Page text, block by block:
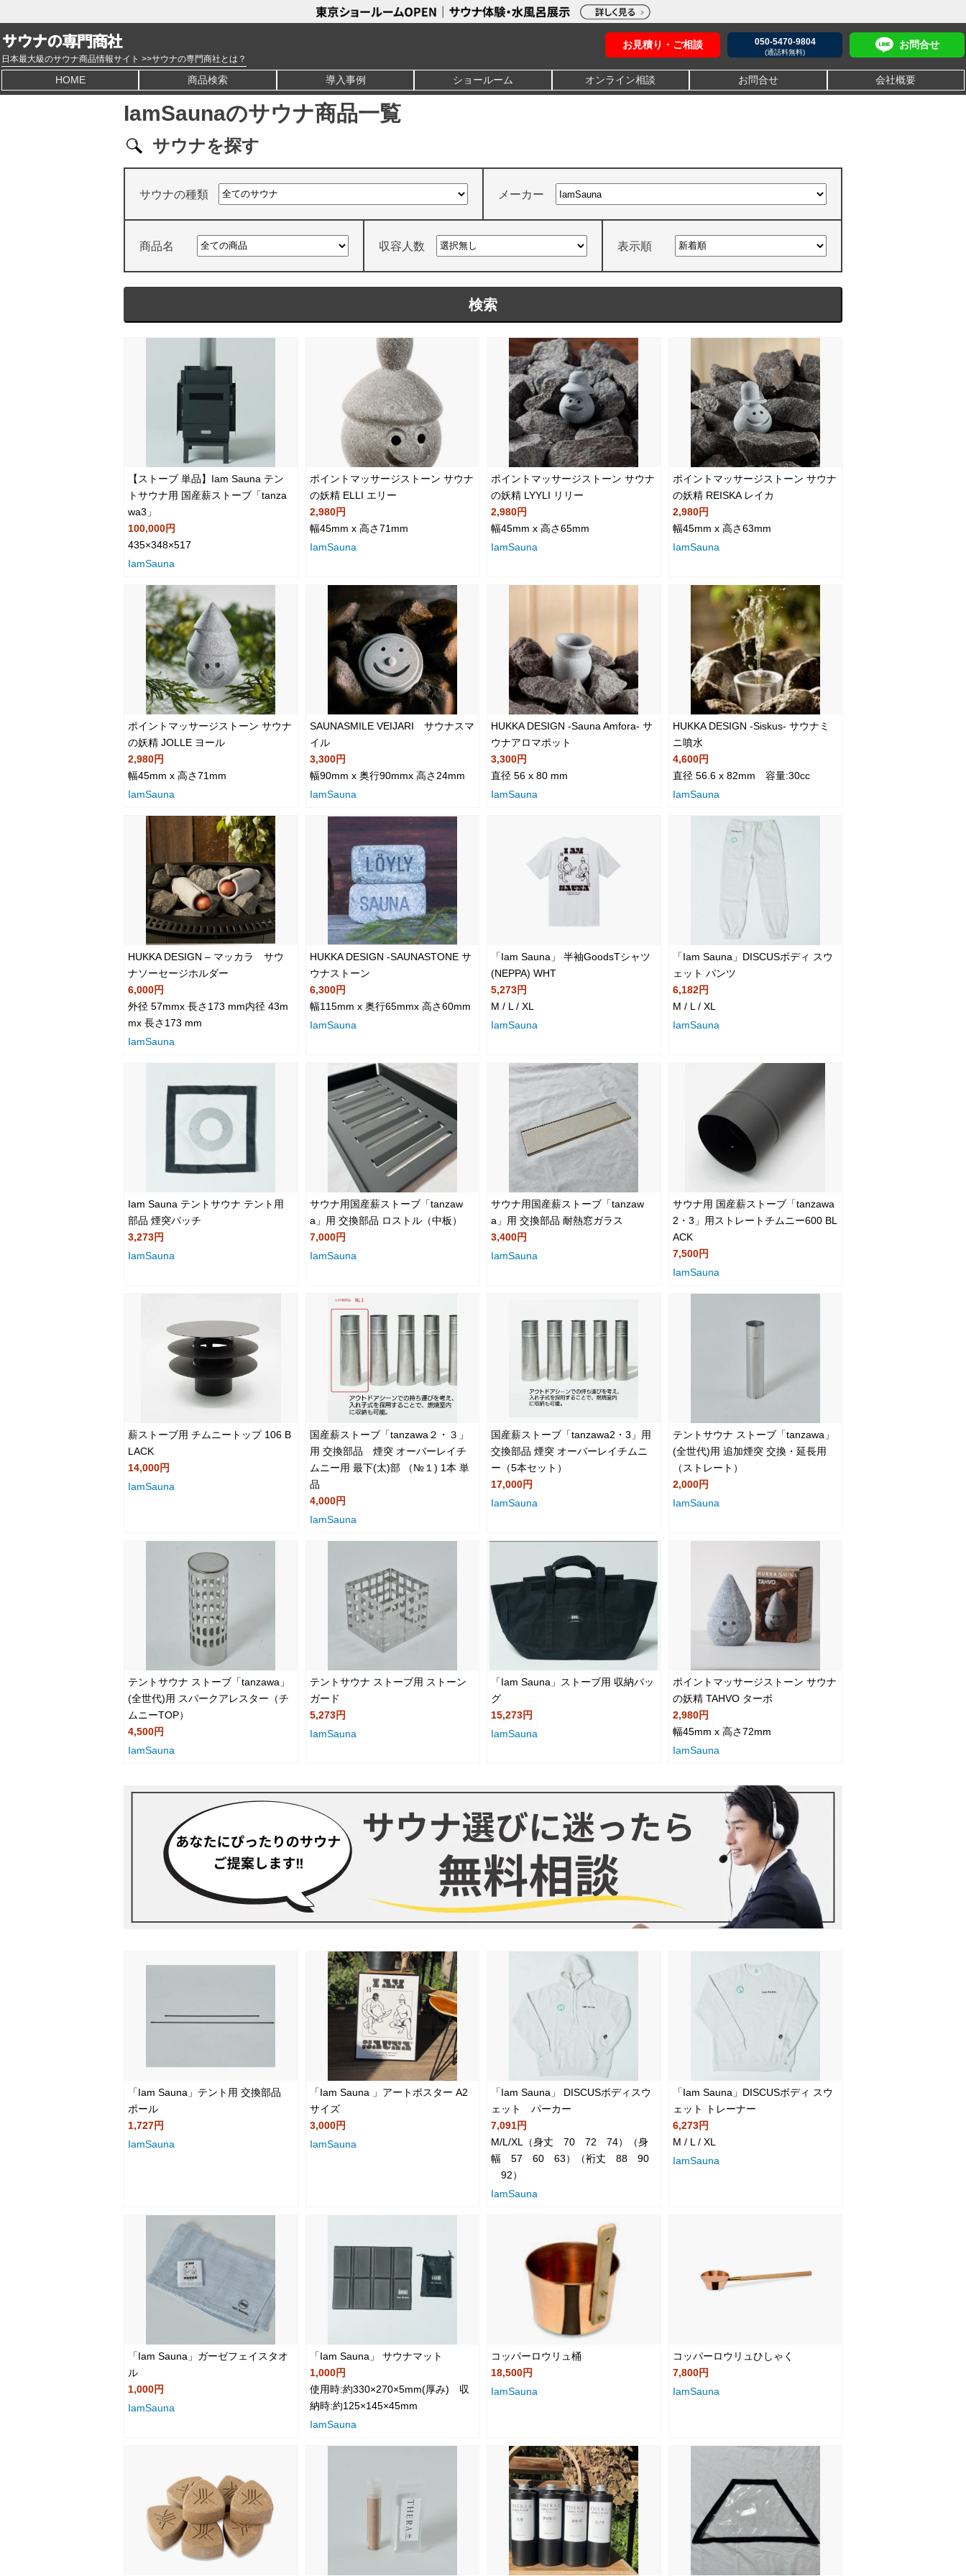
日本最大級のサウナ商品情報サイト >>サウナの専門商社とは？
お見積り・ご相談 050-5470-9804
(通話料無料)
お問合せ
HOME 商品検索 導入事例 ショールーム オンライン相談 お問合せ 会社概要
IamSaunaのサウナ商品一覧
サウナを探す
サウナの種類 メーカー
商品名 収容人数 表示順
【ストーブ 単品】Iam Sauna テン
トサウナ用 国産薪ストーブ「tanza
wa3」
100,000円
435×348×517
IamSauna
ポイントマッサージストーン サウナ
の妖精 ELLI エリー
2,980円
幅45mm x 高さ71mm
IamSauna
ポイントマッサージストーン サウナ
の妖精 LYYLI リリー
2,980円
幅45mm x 高さ65mm
IamSauna
ポイントマッサージストーン サウナ
の妖精 REISKA レイカ
2,980円
幅45mm x 高さ63mm
IamSauna
ポイントマッサージストーン サウナ
の妖精 JOLLE ヨール
2,980円
幅45mm x 高さ71mm
IamSauna
SAUNASMILE VEIJARI サウナスマ
イル
3,300円
幅90mm x 奥行90mmx 高さ24mm
IamSauna
HUKKA DESIGN -Sauna Amfora- サ
ウナアロマポット
3,300円
直径 56 x 80 mm
IamSauna
HUKKA DESIGN -Siskus- サウナミ
ニ噴水
4,600円
直径 56.6 x 82mm 容量:30cc
IamSauna
HUKKA DESIGN – マッカラ サウ
ナソーセージホルダー
6,000円
外径 57mmx 長さ173 mm内径 43m
mx 長さ173 mm
IamSauna
HUKKA DESIGN -SAUNASTONE サ
ウナストーン
6,300円
幅115mm x 奥行65mmx 高さ60mm
IamSauna
「Iam Sauna」 半袖GoodsTシャツ
(NEPPA) WHT
5,273円
M / L / XL
IamSauna
「Iam Sauna」DISCUSボディ スウ
ェット パンツ
6,182円
M / L / XL
IamSauna
Iam Sauna テントサウナ テント用
部品 煙突パッチ
3,273円
IamSauna
サウナ用国産薪ストーブ「tanzaw
a」用 交換部品 ロストル（中板）
7,000円
IamSauna
サウナ用国産薪ストーブ「tanzaw
a」用 交換部品 耐熱窓ガラス
3,400円
IamSauna
サウナ用 国産薪ストーブ「tanzawa
2・3」用ストレートチムニー600 BL
ACK
7,500円
IamSauna
薪ストーブ用 チムニートップ 106 B
LACK
14,000円
IamSauna
国産薪ストーブ「tanzawa２・３」
用 交換部品 煙突 オーバーレイチ
ムニー用 最下(太)部 （№１) 1本 単
品
4,000円
IamSauna
国産薪ストーブ「tanzawa2・3」用
交換部品 煙突 オーバーレイチムニ
ー（5本セット）
17,000円
IamSauna
テントサウナ ストーブ「tanzawa」
(全世代)用 追加煙突 交換・延長用
（ストレート）
2,000円
IamSauna
テントサウナ ストーブ「tanzawa」
(全世代)用 スパークアレスター（チ
ムニーTOP）
4,500円
IamSauna
テントサウナ ストーブ用 ストーン
ガード
5,273円
IamSauna
「Iam Sauna」ストーブ用 収納バッ
グ
15,273円
IamSauna
ポイントマッサージストーン サウナ
の妖精 TAHVO ターボ
2,980円
幅45mm x 高さ72mm
IamSauna
「Iam Sauna」テント用 交換部品
ポール
1,727円
IamSauna
「Iam Sauna 」アートポスター A2
サイズ
3,000円
IamSauna
「Iam Sauna」 DISCUSボディスウ
ェット パーカー
7,091円
M/L/XL（身丈 70 72 74）（身
幅 57 60 63）（裄丈 88 90
92）
IamSauna
「Iam Sauna」DISCUSボディ スウ
ェット トレーナー
6,273円
M / L / XL
IamSauna
「Iam Sauna」ガーゼフェイスタオ
ル
1,000円
IamSauna
「Iam Sauna」 サウナマット
1,000円
使用時:約330×270×5mm(厚み) 収
納時:約125×145×45mm
IamSauna
コッパーロウリュ桶
18,500円
IamSauna
コッパーロウリュひしゃく
7,800円
IamSauna